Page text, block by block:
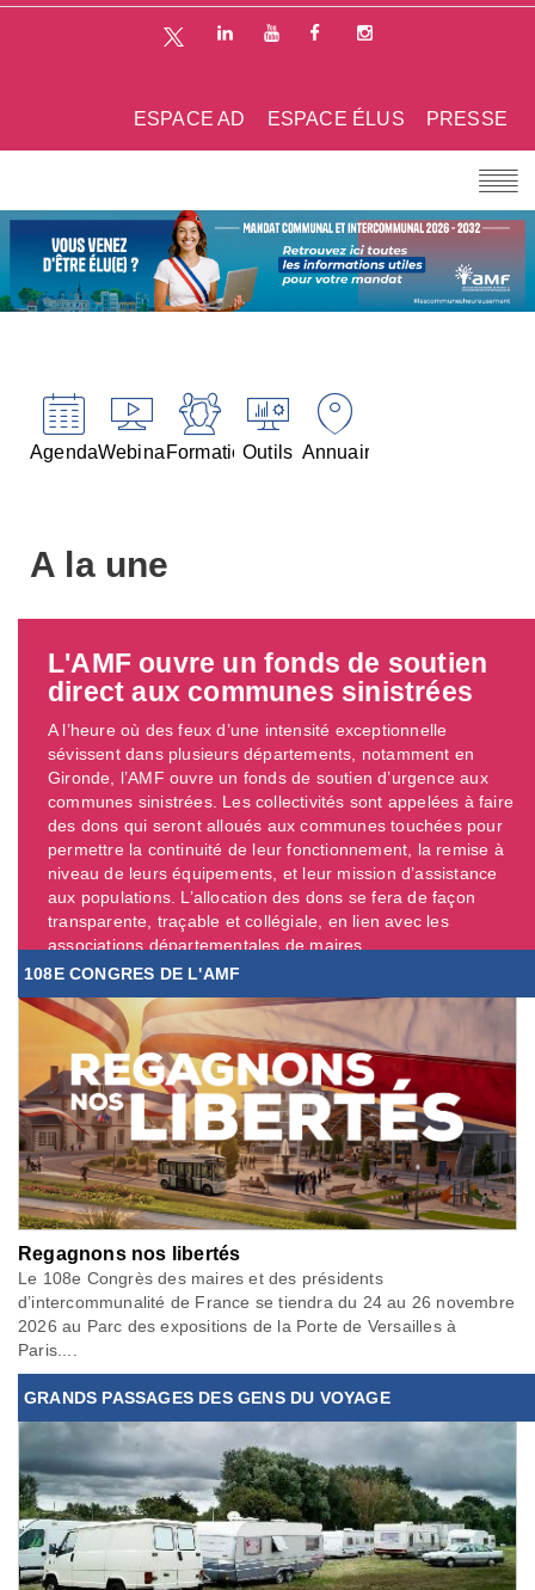
PRESSE
ESPACE ÉLUS
ESPACE AD
AgendaWebinairesFormationsOutils Annuaires
A la une
L'AMF ouvre un fonds de soutien
direct aux communes sinistrées
A l’heure où des feux d’une intensité exceptionnelle
sévissent dans plusieurs départements, notamment en
Gironde, l’AMF ouvre un fonds de soutien d’urgence aux
communes sinistrées. Les collectivités sont appelées à faire
des dons qui seront alloués aux communes touchées pour
permettre la continuité de leur fonctionnement, la remise à
niveau de leurs équipements, et leur mission d’assistance
aux populations. L’allocation des dons se fera de façon
transparente, traçable et collégiale, en lien avec les
associations départementales de maires. ...
108E CONGRES DE L'AMF
Regagnons nos libertés
Le 108e Congrès des maires et des présidents
d’intercommunalité de France se tiendra du 24 au 26 novembre
2026 au Parc des expositions de la Porte de Versailles à
Paris....
GRANDS PASSAGES DES GENS DU VOYAGE